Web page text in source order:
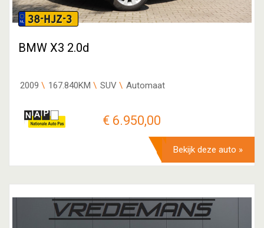
38-HJZ-3
BMW X3 2.0d
2009 167.840KM SUV Automaat
€ 6.950,00
Bekijk deze auto »